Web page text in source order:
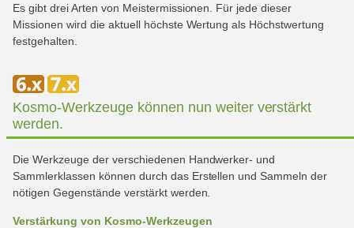
Es gibt drei Arten von Meistermissionen. Für jede dieser
Missionen wird die aktuell höchste Wertung als Höchstwertung
festgehalten.
Kosmo-Werkzeuge können nun weiter verstärkt
werden.
Die Werkzeuge der verschiedenen Handwerker- und
Sammlerklassen können durch das Erstellen und Sammeln der
nötigen Gegenstände verstärkt werden.
Verstärkung von Kosmo-Werkzeugen